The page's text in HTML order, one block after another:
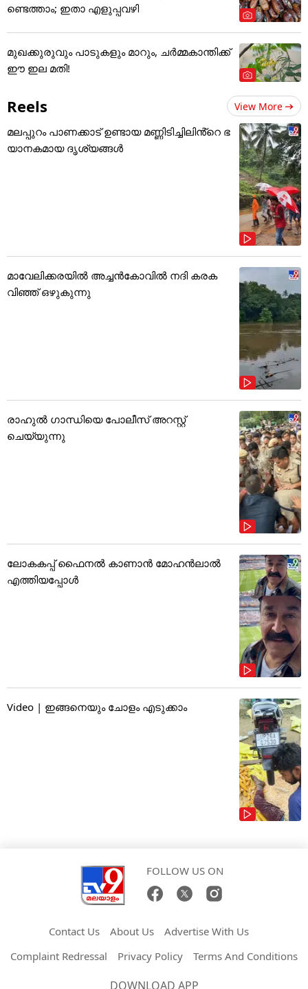
ണ്ടെത്താം; ഇതാ എളുപ്പവഴി
മുഖക്കുരുവും പാടുകളും മാറും, ചർമ്മകാന്തിക്ക്
ഈ ഇല മതി!
Reels View More
മലപ്പുറം പാണക്കാട് ഉണ്ടായ മണ്ണിടിച്ചിലിൻ്റെ ഭ
യാനകമായ ദൃശ്യങ്ങൾ
മാവേലിക്കരയിൽ അച്ചൻകോവിൽ നദി കരക
വിഞ്ഞ് ഒഴുകുന്നു
രാഹുൽ ഗാന്ധിയെ പോലീസ് അറസ്റ്റ്
ചെയ്യുന്നു
ലോകകപ്പ് ഫൈനൽ കാണാൻ മോഹൻലാൽ
എത്തിയപ്പോൾ
Video | ഇങ്ങനെയും ചോളം എടുക്കാം
FOLLOW US ON
Contact Us About Us
Advertise With Us
Complaint Redressal
Privacy Policy Terms And Conditions
DOWNLOAD APP